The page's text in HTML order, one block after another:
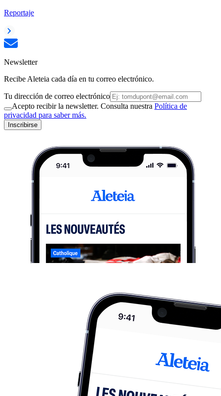
Reportaje
Newsletter
Recibe Aleteia cada día en tu correo electrónico.
Tu dirección de correo electrónico
Acepto recibir la newsletter. Consulta nuestra Política de
privacidad para saber más.
Inscribirse